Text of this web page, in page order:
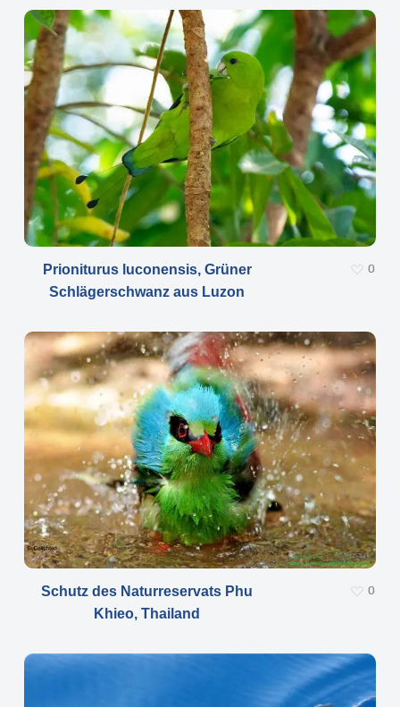
Prioniturus luconensis, Grüner
Schlägerschwanz aus Luzon
0
Schutz des Naturreservats Phu
Khieo, Thailand
0